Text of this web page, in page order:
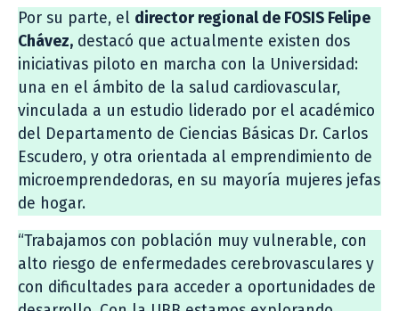
Por su parte, el director regional de FOSIS Felipe
Chávez, destacó que actualmente existen dos
iniciativas piloto en marcha con la Universidad:
una en el ámbito de la salud cardiovascular,
vinculada a un estudio liderado por el académico
del Departamento de Ciencias Básicas Dr. Carlos
Escudero, y otra orientada al emprendimiento de
microemprendedoras, en su mayoría mujeres jefas
de hogar.
“Trabajamos con población muy vulnerable, con
alto riesgo de enfermedades cerebrovasculares y
con dificultades para acceder a oportunidades de